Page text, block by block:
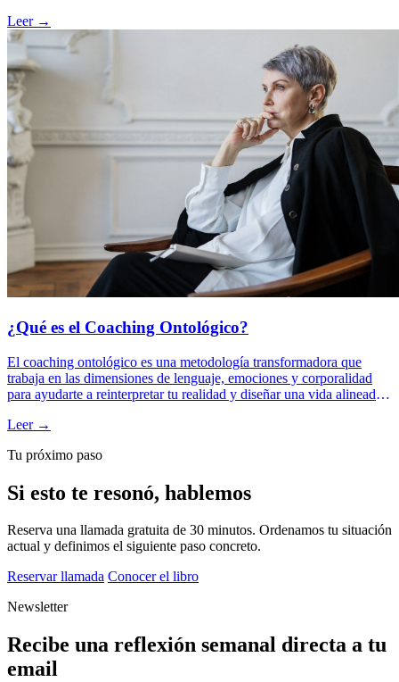
productividad y disfrutar de un mayor bienestar en todas las áreas de
tu vida.
Leer →
¿Qué es el Coaching Ontológico?
El coaching ontológico es una metodología transformadora que
trabaja en las dimensiones de lenguaje, emociones y corporalidad
para ayudarte a reinterpretar tu realidad y diseñar una vida alineada
quién eres mientras lo haces.
Leer →
Tu próximo paso
Si esto te resonó, hablemos
Reserva una llamada gratuita de 30 minutos. Ordenamos tu situación
actual y definimos el siguiente paso concreto.
Reservar llamada Conocer el libro
Newsletter
Recibe una reflexión semanal directa a tu
email